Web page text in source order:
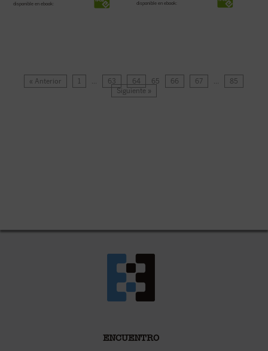
disponible en ebook: disponible en ebook:
« Anterior 1 … 63 64 65 66 67 …
85
Siguiente »
ENCUENTRO